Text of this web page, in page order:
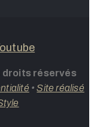
droits réservés
•Site réalisé